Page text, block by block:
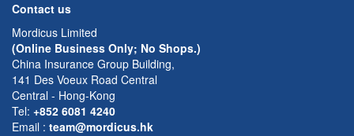
Contact us
Mordicus Limited
(Online Business Only; No Shops.)
China Insurance Group Building,
141 Des Voeux Road Central
Central - Hong-Kong
Tel: +852 6081 4240
Email : team@mordicus.hk